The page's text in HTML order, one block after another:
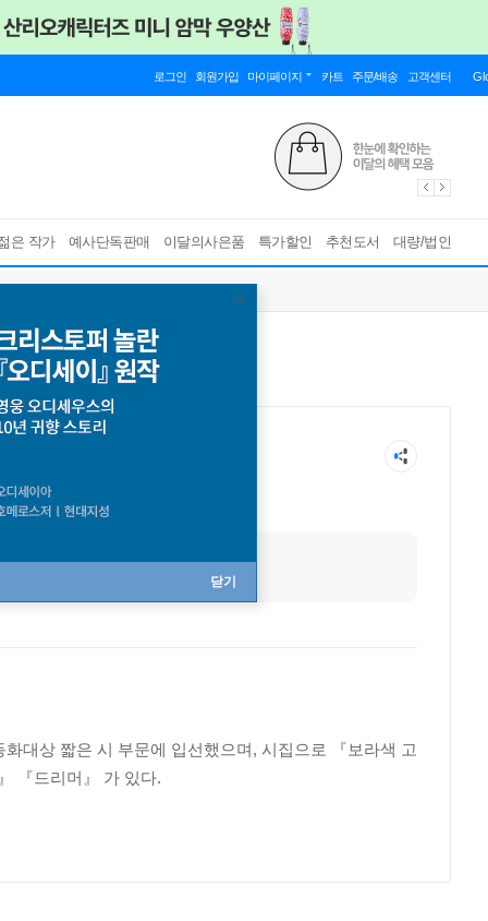
로그인 회원가입 마이페이지 카트 주문/배송 고객센터
은 작가 예사단독판매 이달의사은품 특가할인 추천도서 대량/법인
닫기
대상 짧은 시 부문에 입선했으며, 시집으로 『보라색 고
『드리머』 가 있다.